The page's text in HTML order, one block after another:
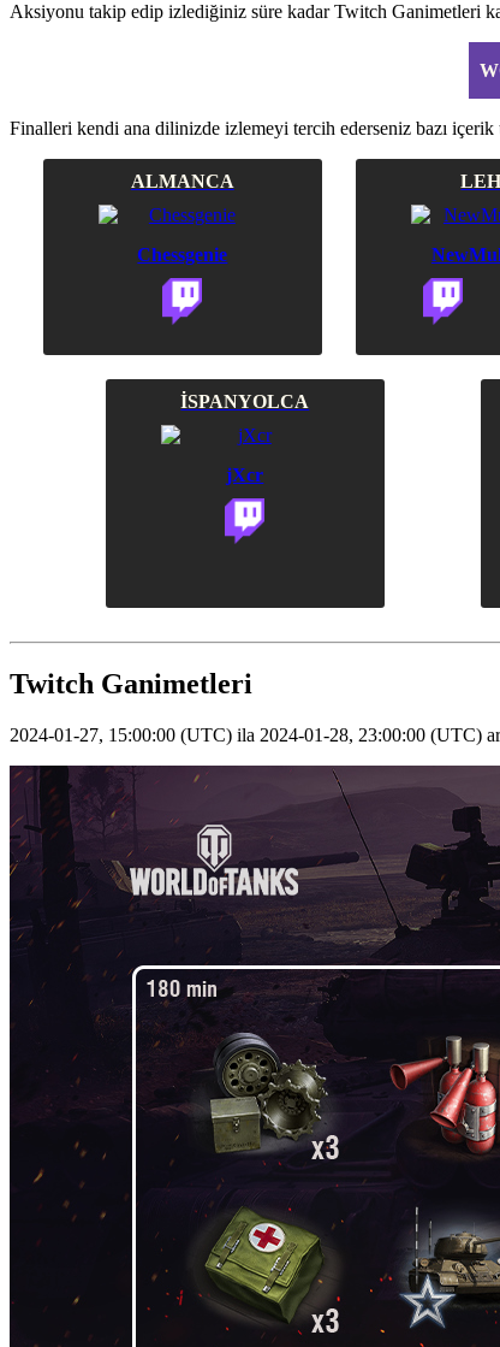
Aksiyonu takip edip izlediğiniz süre kadar Twitch Ganimetleri
Finalleri kendi ana dilinizde izlemeyi tercih ederseniz bazı
ALMANCA
Chessgenie
İSPANYOLCA
jXcr
Twitch Ganimetleri
2024-01-27, 15:00:00 (UTC) ila 2024-01-28, 23:00:00 (UTC)